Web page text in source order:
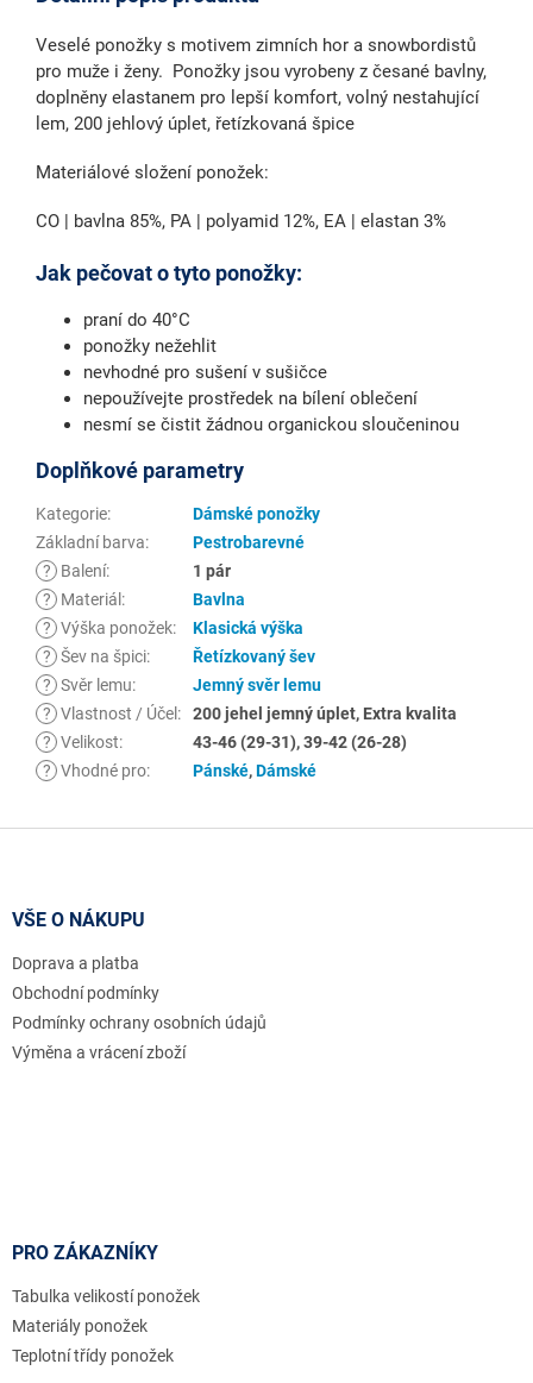
Veselé ponožky s motivem zimních hor a snowbordistů
pro muže i ženy. Ponožky jsou vyrobeny z česané bavlny,
doplněny elastanem pro lepší komfort, volný nestahující
lem, 200 jehlový úplet, řetízkovaná špice
Materiálové složení ponožek:
CO | bavlna 85%, PA | polyamid 12%, EA | elastan 3%
Jak pečovat o tyto ponožky:
praní do 40°C
ponožky nežehlit
nevhodné pro sušení v sušičce
nepoužívejte prostředek na bílení oblečení
nesmí se čistit žádnou organickou sloučeninou
Doplňkové parametry
Kategorie:
Dámské ponožky
Základní barva:
Pestrobarevné
?
Balení:
1 pár
?
Materiál :
Bavlna
? Výška ponožek:
Klasická výška
? Šev na špici:
Řetízkovaný šev
? Svěr lemu:
Jemný svěr lemu
? Vlastnost / Účel :
200 jehel jemný úplet, Extra kvalita
? Velikost:
43-46 (29-31), 39-42 (26-28)
? Vhodné pro: Pánské,Dámské
VŠE O NÁKUPU
Doprava a platba
Obchodní podmínky
Podmínky ochrany osobních údajů
Výměna a vrácení zboží
PRO ZÁKAZNÍKY
Tabulka velikostí ponožek
Materiály ponožek
Teplotní třídy ponožek